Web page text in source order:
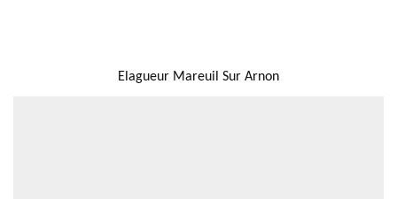
Elagueur Mareuil Sur Arnon